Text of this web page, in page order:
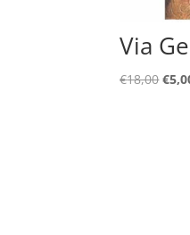
Via
€18,00Il
€